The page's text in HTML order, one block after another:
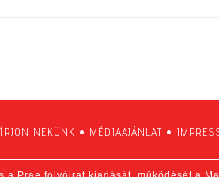
ÍRJON NEKÜNK • MÉDIAAJÁNLAT •